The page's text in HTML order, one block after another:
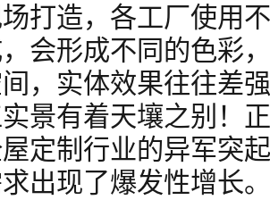
打造，各工厂使用
会形成不同的色彩
，实体效果往往差
景有着天壤之别！
定制行业的异军突
出现了爆发性增长。